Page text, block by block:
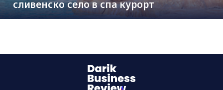
сливенско село в спа курорт